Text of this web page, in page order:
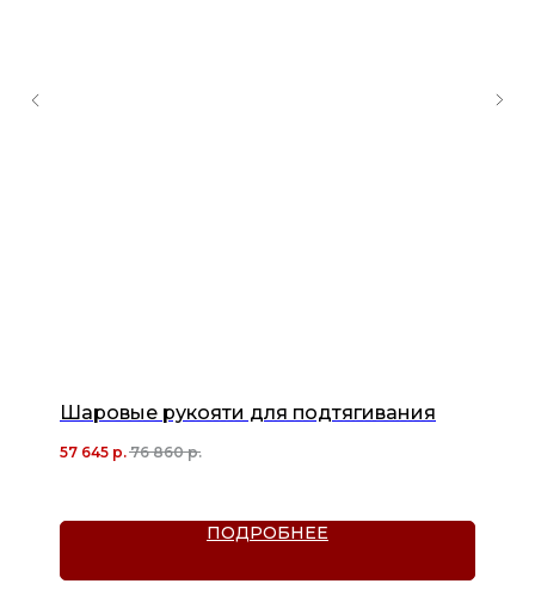
Шаровые рукояти для подтягивания
57 645 р. 76 860 р.
ПОДРОБНЕЕ